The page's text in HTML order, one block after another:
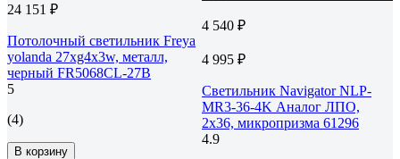
24 151 ₽
Потолочный светильник Freya
yolanda 27хg4x3w, металл,
черный FR5068CL-27B
5
(4)
В корзину
4 540 ₽
4 995 ₽
Светильник Navigator NLP-
MR3-36-4K Аналог ЛПО,
2х36, микропризма 61296
4.9